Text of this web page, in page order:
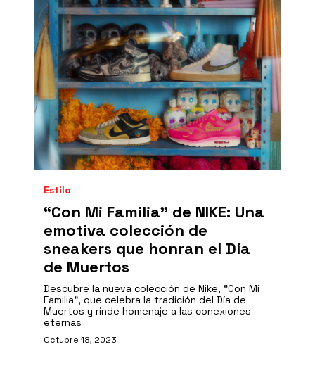
Estilo
“Con Mi Familia” de NIKE: Una
emotiva colección de
sneakers que honran el Día
de Muertos
Descubre la nueva colección de Nike, “Con Mi
Familia”, que celebra la tradición del Día de
Muertos y rinde homenaje a las conexiones
eternas
Octubre 18, 2023